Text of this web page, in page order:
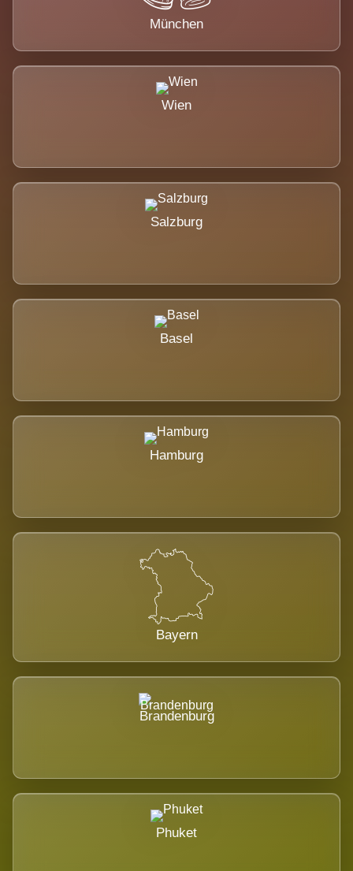
München
Wien
Salzburg
Basel
Hamburg
Bayern
Brandenburg
Phuket